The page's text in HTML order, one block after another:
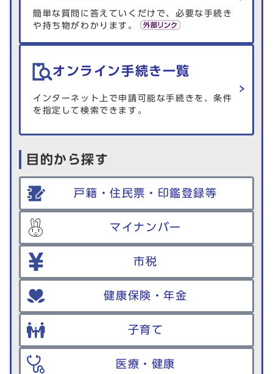
簡単な質問に答えていくだけで、必要な手続き
や持ち物がわかります。
オンライン手続き一覧
インターネット上で申請可能な手続きを、条件
を指定して検索できます。
目的から探す
戸籍・住民票・印鑑登録等
マイナンバー
市税
健康保険・年金
子育て
医療・健康